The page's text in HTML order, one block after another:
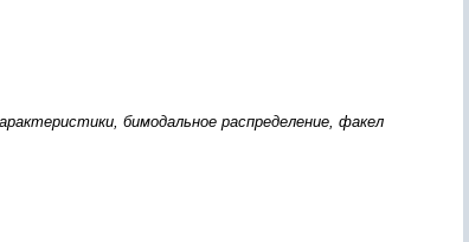
бимодальное распределение, факел